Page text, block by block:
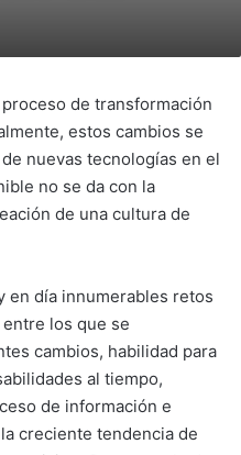
de transformación
estos cambios se
nuevas tecnologías en el
no se da con la
de una cultura de
en día innumerables retos
los que se
cambios, habilidad para
al tiempo,
de información e
creciente tendencia de